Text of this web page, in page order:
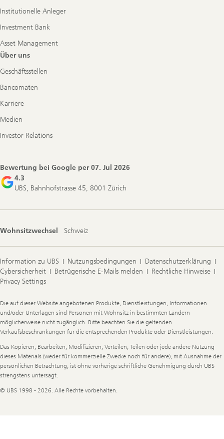
Institutionelle Anleger
Investment Bank
Asset Management
Über uns
Geschäftsstellen
Bancomaten
Karriere
Medien
Investor Relations
Bewertung bei Google per07. Jul 2026
4.3
UBS, Bahnhofstrasse 45, 8001 Zürich
Wohnsitzwechsel Schweiz
Information zu UBS Nutzungsbedingungen
Datenschutzerklärung
Cybersicherheit
Betrügerische E-Mails melden
Rechtliche Hinweise
Privacy Settings
Legal
Information
Die auf dieser Website angebotenen Produkte, Dienstleistungen, Informationen
und/oder Unterlagen sind Personen mit Wohnsitz in bestimmten Ländern
möglicherweise nicht zugänglich. Bitte beachten Sie die geltenden
Verkaufsbeschränkungen für die entsprechenden Produkte oder Dienstleistungen.
Das Kopieren, Bearbeiten, Modifizieren, Verteilen, Teilen oder jede andere Nutzung
dieses Materials (weder für kommerzielle Zwecke noch für andere), mit Ausnahme der
persönlichen Betrachtung, ist ohne vorherige schriftliche Genehmigung durch UBS
strengstens untersagt.
© UBS 1998 - 2026. Alle Rechte vorbehalten.